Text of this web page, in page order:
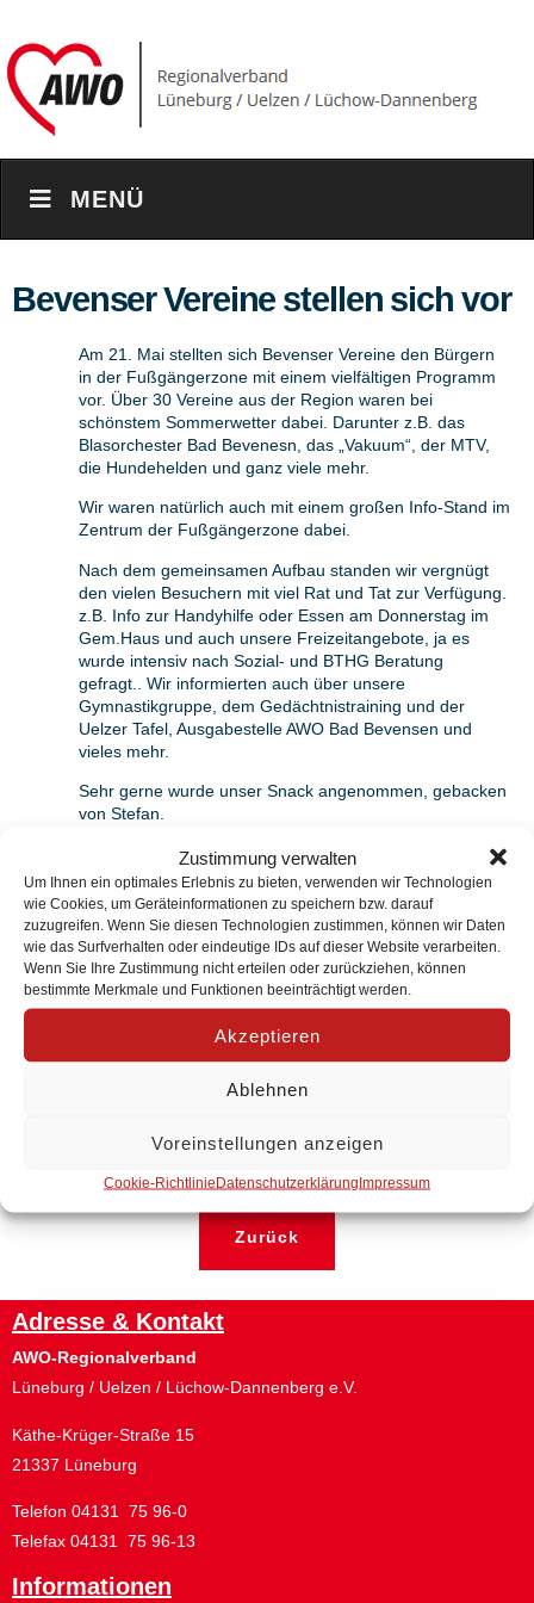
Zustimmung verwalten
Um Ihnen ein optimales Erlebnis zu bieten, verwenden wir Technologien
wie Cookies, um Geräteinformationen zu speichern bzw. darauf
zuzugreifen. Wenn Sie diesen Technologien zustimmen, können wir Daten
wie das Surfverhalten oder eindeutige IDs auf dieser Website verarbeiten.
Wenn Sie Ihre Zustimmung nicht erteilen oder zurückziehen, können
bestimmte Merkmale und Funktionen beeinträchtigt werden.
Akzeptieren
Ablehnen
Voreinstellungen anzeigen
Cookie-RichtlinieDatenschutzerklärungImpressum
MENÜ
Bevenser Vereine stellen sich vor
Am 21. Mai stellten sich Bevenser Vereine den Bürgern
in der Fußgängerzone mit einem vielfältigen Programm
vor. Über 30 Vereine aus der Region waren bei
schönstem Sommerwetter dabei. Darunter z.B. das
Blasorchester Bad Bevenesn, das „Vakuum“, der MTV,
die Hundehelden und ganz viele mehr.
Wir waren natürlich auch mit einem großen Info-Stand im
Zentrum der Fußgängerzone dabei.
Nach dem gemeinsamen Aufbau standen wir vergnügt
den vielen Besuchern mit viel Rat und Tat zur Verfügung.
z.B. Info zur Handyhilfe oder Essen am Donnerstag im
Gem.Haus und auch unsere Freizeitangebote, ja es
wurde intensiv nach Sozial- und BTHG Beratung
gefragt.. Wir informierten auch über unsere
Gymnastikgruppe, dem Gedächtnistraining und der
Uelzer Tafel, Ausgabestelle AWO Bad Bevensen und
vieles mehr.
Sehr gerne wurde unser Snack angenommen, gebacken
von Stefan.
Zurück
Adresse & Kontakt
AWO-Regionalverband
Lüneburg / Uelzen / Lüchow-Dannenberg e.V.
Käthe-Krüger-Straße 15
21337 Lüneburg
Telefon 04131 75 96-0
Telefax 04131 75 96-13
Informationen